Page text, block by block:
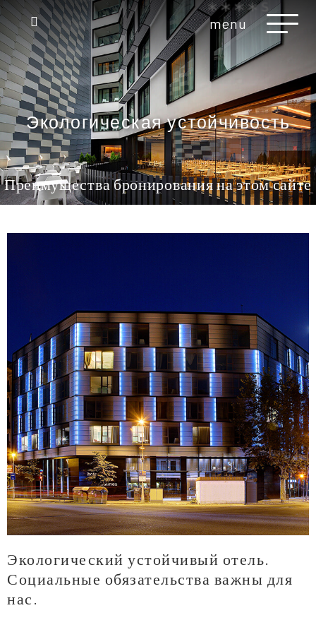
menu
Экологическая устойчивость
Преимущества бронирования на этом сайте
Экологический устойчивый отель.
Социальные обязательства важны для
нас.